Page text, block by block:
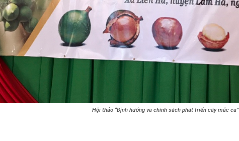
Hội thảo “Định hướng và chính sách phát triển cây mắc ca”